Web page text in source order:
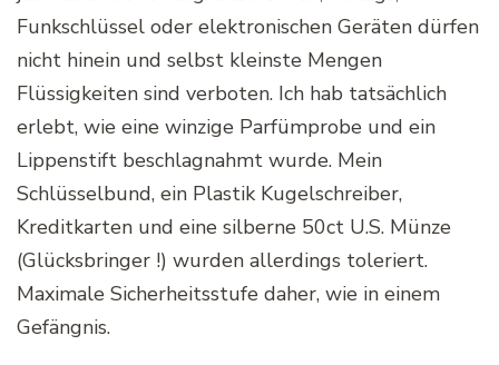
Funkschlüssel oder elektronischen Geräten dürfen
nicht hinein und selbst kleinste Mengen
Flüssigkeiten sind verboten. Ich hab tatsächlich
erlebt, wie eine winzige Parfümprobe und ein
Lippenstift beschlagnahmt wurde. Mein
Schlüsselbund, ein Plastik Kugelschreiber,
Kreditkarten und eine silberne 50ct U.S. Münze
(Glücksbringer !) wurden allerdings toleriert.
Maximale Sicherheitsstufe daher, wie in einem
Gefängnis.